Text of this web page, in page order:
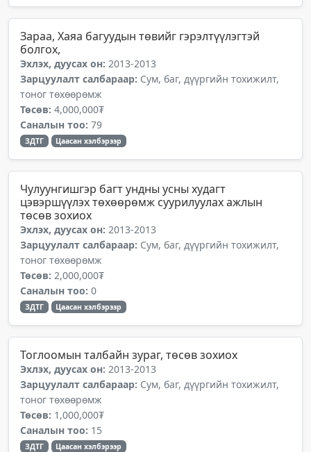
Зараа, Хаяа багуудын төвийг гэрэлтүүлэгтэй
болгох,
Эхлэх, дуусах он: 2013-2013
Зарцуулалт салбараар: Сум, баг, дүүргийн тохижилт,
тоног төхөөрөмж
Төсөв: 4,000,000₮
Саналын тоо: 79
ЗДТГ Цаасан хэлбэрээр
Чулуунгишгэр багт ундны усны худагт
цэвэршүүлэх төхөөрөмж суурилуулах ажлын
төсөв зохиох
Эхлэх, дуусах он: 2013-2013
Зарцуулалт салбараар: Сум, баг, дүүргийн тохижилт,
тоног төхөөрөмж
Төсөв: 2,000,000₮
Саналын тоо: 0
ЗДТГ Цаасан хэлбэрээр
Тоглоомын талбайн зураг, төсөв зохиох
Эхлэх, дуусах он: 2013-2013
Зарцуулалт салбараар: Сум, баг, дүүргийн тохижилт,
тоног төхөөрөмж
Төсөв: 1,000,000₮
Саналын тоо: 15
ЗДТГ Цаасан хэлбэрээр